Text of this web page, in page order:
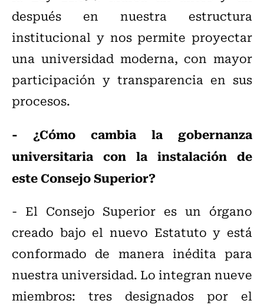
después en nuestra estructura
institucional y nos permite proyectar
una universidad moderna, con mayor
participación y transparencia en sus
procesos.
- ¿Cómo cambia la gobernanza
universitaria con la instalación de
este Consejo Superior?
- El Consejo Superior es un órgano
creado bajo el nuevo Estatuto y está
conformado de manera inédita para
nuestra universidad. Lo integran nueve
miembros: tres designados por el